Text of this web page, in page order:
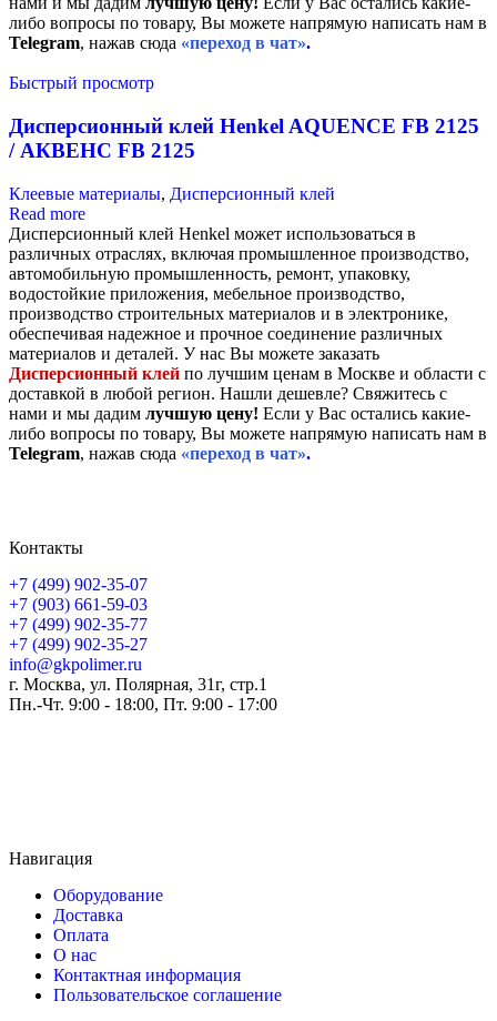
либо вопросы по товару, Вы можете напрямую написать нам в
Telegram, нажав сюда «переход в чат».
Быстрый просмотр
Дисперсионный клей Henkel AQUENCE FB 2125
/ АКВЕНС FB 2125
Клеевые материалы, Дисперсионный клей
Read more
Дисперсионный клей Henkel может использоваться в
различных отраслях, включая промышленное производство,
автомобильную промышленность, ремонт, упаковку,
водостойкие приложения, мебельное производство,
производство строительных материалов и в электронике,
обеспечивая надежное и прочное соединение различных
материалов и деталей. У нас Вы можете заказать
Дисперсионный клей по лучшим ценам в Москве и области с
доставкой в любой регион. Нашли дешевле? Свяжитесь с
нами и мы дадим лучшую цену! Если у Вас остались какие-
либо вопросы по товару, Вы можете напрямую написать нам в
Telegram, нажав сюда «переход в чат».
Контакты
+7 (499) 902-35-07
+7 (903) 661-59-03
+7 (499) 902-35-77
+7 (499) 902-35-27
info@gkpolimer.ru
г. Москва, ул. Полярная, 31г, стр.1
Пн.-Чт. 9:00 - 18:00, Пт. 9:00 - 17:00
Навигация
Оборудование
Доставка
Оплата
О нас
Контактная информация
Пользовательское соглашение